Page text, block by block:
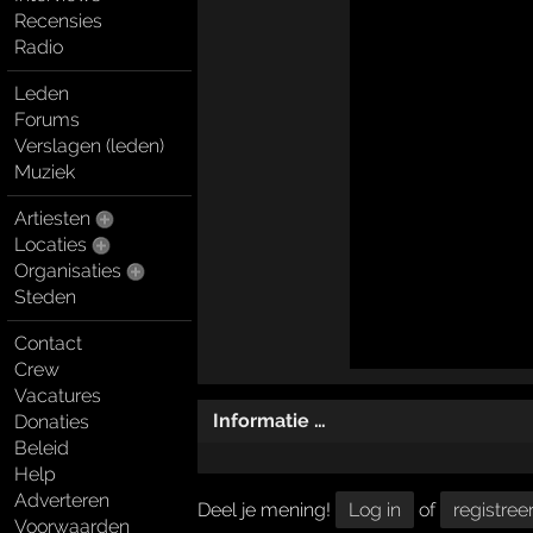
Recensies
Radio
Leden
Forums
Verslagen (leden)
Muziek
Artiesten
Locaties
Organisaties
Steden
Contact
Crew
Vacatures
Donaties
Beleid
Help
Adverteren
Voorwaarden
Informatie …
Deel je mening! Log in of registreer